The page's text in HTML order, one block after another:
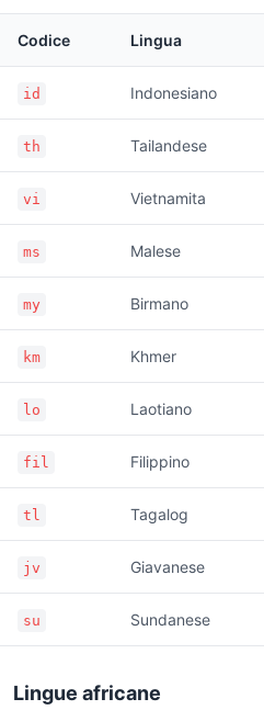
Codice Lingua
id Indonesiano
th Tailandese
vi Vietnamita
ms Malese
my Birmano
km Khmer
lo Laotiano
fil Filippino
tl Tagalog
jv Giavanese
su Sundanese
Lingue africane